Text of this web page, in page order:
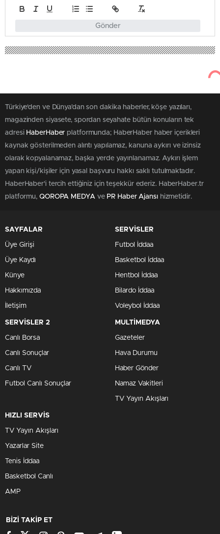
Gönder
Türkiye'den ve Dünya’dan son dakika haberler, köşe yazıları,
magazinden siyasete, spordan seyahate bütün konuların tek
adresi HaberHaber platformunda; HaberHaber haber içerikleri
kaynak gösterilmeden alıntı yapılamaz, kanuna aykırı ve izinsiz
olarak kopyalanamaz, başka yerde yayınlanamaz. Aykırı işlem
yapan kişi/kişiler için yasal başvuru hakkı saklı tutulmaktadır.
HaberHaber'i tercih ettiğiniz için teşekkür ederiz. HaberHaber.tr
platformu, QOROPA MEDYAve PR Haber Ajansıhizmetidir.
SAYFALAR
Üye Girişi
Üye Kaydı
Künye
Hakkımızda
İletişim
SERVİSLER
Futbol İddaa
Basketbol İddaa
Hentbol İddaa
Bilardo İddaa
Voleybol İddaa
SERVİSLER 2
Canlı Borsa
Canlı Sonuçlar
Canlı TV
Futbol Canlı Sonuçlar
MULTİMEDYA
Gazeteler
Hava Durumu
Haber Gönder
Namaz Vakitleri
TV Yayın Akışları
HIZLI SERVİS
TV Yayın Akışları
Yazarlar Site
Tenis İddaa
Basketbol Canlı
AMP
BİZİ TAKİP ET